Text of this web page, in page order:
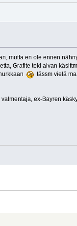
mutta en ole ennen
Grafite teki aivan
tässm vielä
ex-Bayren